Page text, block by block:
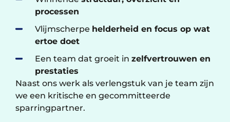
processen
Vlijmscherpe helderheid en focus op wat
ertoe doet
Een team dat groeit in zelfvertrouwen en
prestaties
Naast ons werk als verlengstuk van je team zijn
we een kritische en gecommitteerde
sparringpartner.